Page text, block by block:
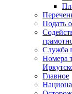
Подать
Служба
Номера
Главное